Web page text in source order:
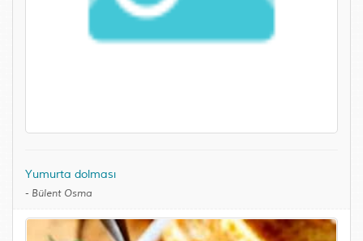
Yumurta dolması
- Bülent Osma